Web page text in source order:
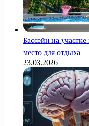
Бассейн на
место для отдыха
23.03.2026